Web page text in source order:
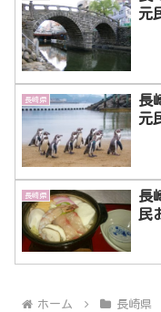
元
長崎県
長
元
長崎県
長
民
ホーム 長崎県